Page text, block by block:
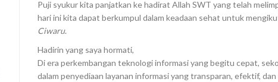
Puji syukur kita panjatkan ke hadirat Allah SWT yang telah
hari ini kita dapat berkumpul dalam keadaan sehat untuk
Ciwaru.
Hadirin yang saya hormati,
Di era perkembangan teknologi informasi yang begitu cepat,
dalam penyediaan layanan informasi yang transparan, efektif,